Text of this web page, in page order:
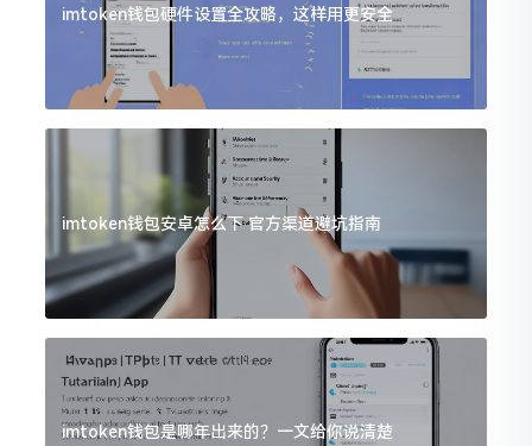
imtoken钱包硬件设置全攻略，这样用更安全
imtoken钱包安卓怎么下 官方渠道避坑指南
imtoken钱包是哪年出来的？一文给你说清楚